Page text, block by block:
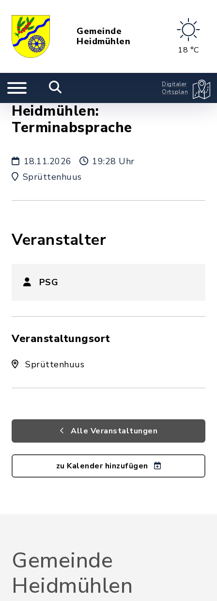
Gemeinde
Heidmühlen
18 °C
Digitaler
Ortsplan
Heidmühlen:
Terminabsprache
18.11.2026
19:28 Uhr
Sprüttenhuus
Veranstalter
PSG
Veranstaltungsort
Sprüttenhuus
Alle Veranstaltungen
zu Kalender hinzufügen
Gemeinde
Heidmühlen